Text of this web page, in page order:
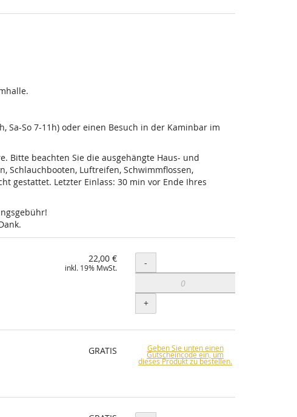
Sa-So 7-11h) oder einen Besuch in der Kaminbar im
Bitte beachten Sie die ausgehängte Haus- und
Schlauchbooten, Luftreifen, Schwimmflossen,
gestattet. Letzter Einlass: 30 min vor Ende Ihres
22,00 €
inkl. 19% MwSt. Menge
-
+
GRATIS Geben Sie unten einen
Gutscheincode ein, um
dieses Produkt zu bestellen.